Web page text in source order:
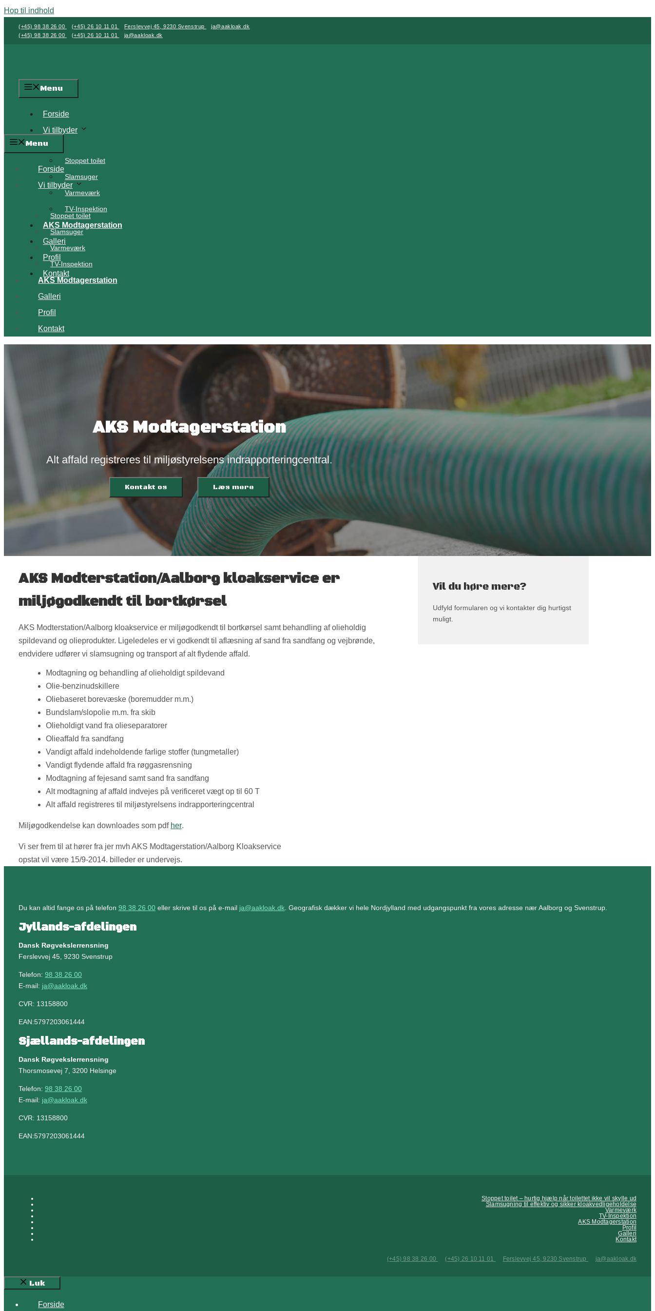
Hop til indhold
(+45) 98 38 26 00 (+45) 26 10 11 01 Ferslevvej 45, 9230 Svenstrup
ja@aakloak.dk
(+45) 98 38 26 00
(+45) 26 10 11 01 ja@aakloak.dk
Menu
Forside
Vi tilbyder
Stoppet toilet
Slamsuger
Varmeværk
TV-Inspektion
AKS Modtagerstation
Galleri
Profil
Kontakt
Menu
Forside
Vi tilbyder
Stoppet toilet
Slamsuger
Varmeværk
TV-Inspektion
AKS Modtagerstation
Galleri
Profil
Kontakt
AKS Modtagerstation
Alt affald registreres til miljøstyrelsens indrapporteringcentral.
Kontakt os Læs mere
​AKS Modterstation/Aalborg kloakservice er
miljøgodkendt til bortkørsel
​AKS Modterstation/Aalborg kloakservice er miljøgodkendt til bortkørsel samt behandling af olieholdig
spildevand og olieprodukter. Ligeledeles er vi godkendt til aflæsning af sand fra sandfang og vejbrønde,
endvidere udfører vi slamsugning og transport af alt flydende affald.
Modtagning og behandling af olieholdigt spildevand
Olie-benzinudskillere
Oliebaseret borevæske (boremudder m.m.)
Bundslam/slopolie m.m. fra skib
​Olieholdigt vand fra olieseparatorer
Olieaffald fra sandfang
Vandigt affald indeholdende farlige stoffer (tungmetaller)
Vandigt flydende affald fra røggasrensning
Modtagning af fejesand samt sand fra sandfang
Alt modtagning af affald indvejes på verificeret vægt op til 60 T
Alt affald registreres til miljøstyrelsens indrapporteringcentral
​Miljøgodkendelse kan downloades som pdf her.
Vi ser frem til at hører fra jer mvh AKS Modtagerstation/Aalborg Kloakservice
opstat vil være 15/9-2014. billeder er undervejs.
Vil du høre mere?
Udfyld formularen og vi kontakter dig hurtigst
muligt.
Du kan altid fange os på telefon 98 38 26 00 eller skrive til os på e-mail ja@aakloak.dk . Geografisk dækker vi hele Nordjylland med udgangspunkt fra vores adresse nær Aalborg og Svenstrup.​
Jyllands-afdelingen
Dansk Røgvekslerrensning
Ferslevvej 45, 9230 Svenstrup
Telefon: 98 38 26 00
E-mail: ja@aakloak.dk
​CVR: 13158800
EAN:5797203061444
Sjællands-afdelingen
Dansk Røgvekslerrensning
Thorsmosevej 7, 3200 Helsinge
Telefon: 98 38 26 00
E-mail: ja@aakloak.dk
​CVR: 13158800
EAN:5797203061444
Stoppet toilet – hurtig hjælp når toilettet ikke vil skylle ud
Slamsugning til effektiv og sikker kloakvedligeholdelse
Varmeværk
TV-Inspektion
AKS Modtagerstation
Profil
Galleri
Kontakt
(+45) 98 38 26 00 (+45) 26 10 11 01 Ferslevvej 45, 9230 Svenstrup ja@aakloak.dk
Luk
Forside